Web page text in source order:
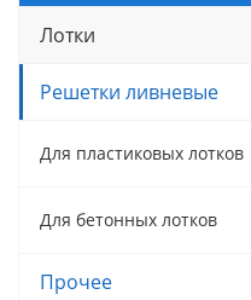
Лотки
Решетки ливневые
Для пластиковых лотков
Для бетонных лотков
Прочее